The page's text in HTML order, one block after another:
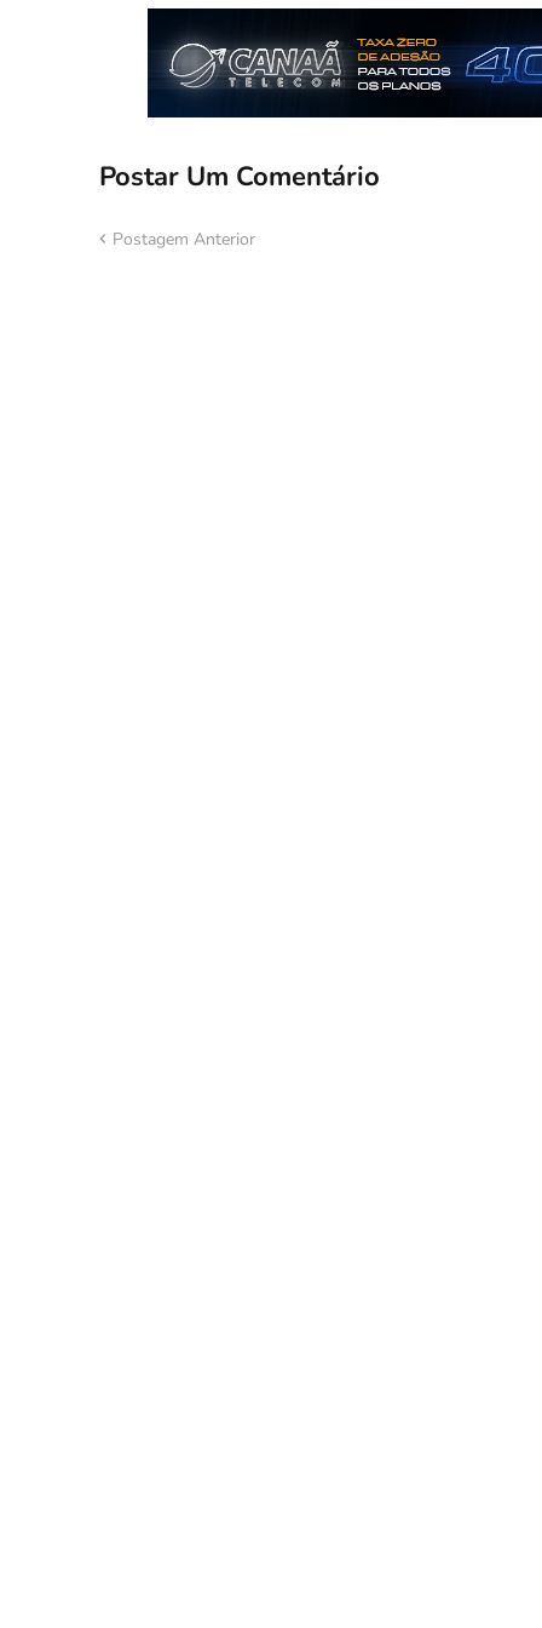
Postar Um Comentário
Postagem Anterior